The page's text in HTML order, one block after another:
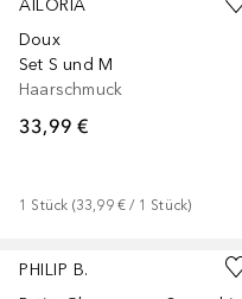
AILORIA
Doux
Set S und M
Haarschmuck
33,99 €
1 Stück (33,99 € / 1 Stück)
PHILIP B.